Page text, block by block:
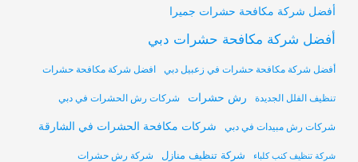
أفضل شركة مكافحة حشرات جميرا
أفضل شركة مكافحة حشرات دبي
أفضل شركة مكافحة حشرات في زعبيل دبي افضل شركة مكافحة حشرات
تنظيف الفلل الجديدة رش حشرات شركات رش الحشرات في دبي
شركات رش مبيدات في دبي شركات مكافحة الحشرات في الشارقة
شركة تنظيف كنب كلباء شركة تنظيف منازل شركة رش حشرات